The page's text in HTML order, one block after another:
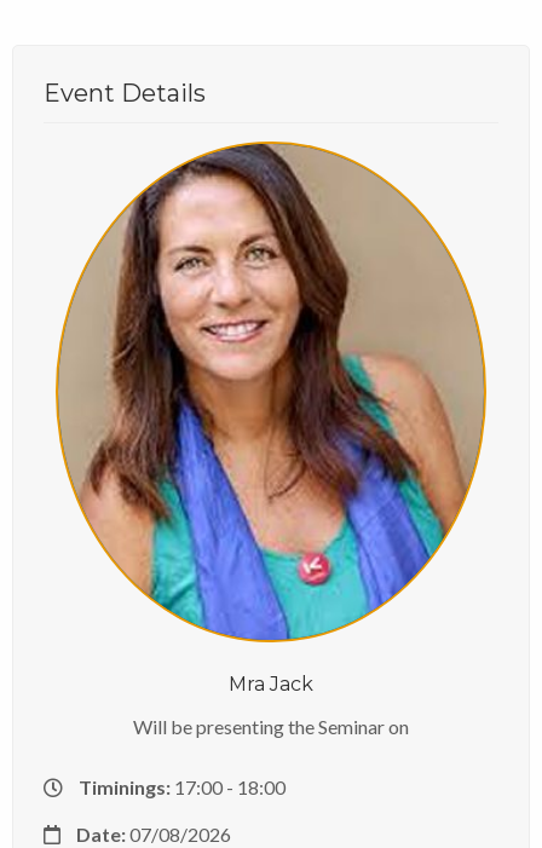
Event Details
Mra Jack
Will be presenting the Seminar on
Timinings: 17:00 - 18:00
Date:07/08/2026